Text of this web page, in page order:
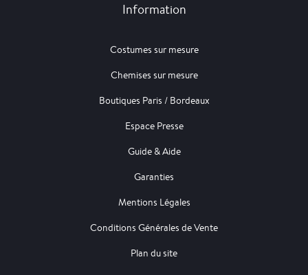
Information
Costumes sur mesure
Chemises sur mesure
Boutiques Paris / Bordeaux
Espace Presse
Guide & Aide
Garanties
Mentions Légales
Conditions Générales de Vente
Plan du site